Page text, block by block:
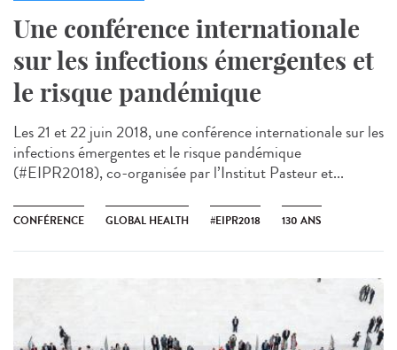
Une conférence internationale
sur les infections émergentes et
le risque pandémique
Les 21 et 22 juin 2018, une conférence internationale sur les
infections émergentes et le risque pandémique
(#EIPR2018), co-organisée par l’Institut Pasteur et...
CONFÉRENCE GLOBAL HEALTH #EIPR2018 130 ANS